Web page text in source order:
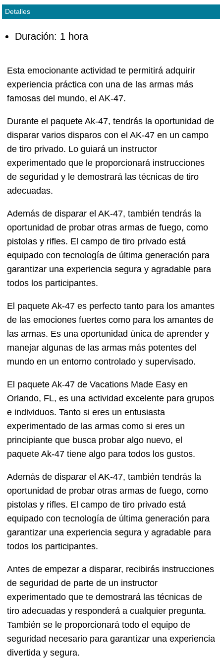
Detalles
Duración: 1 hora
Esta emocionante actividad te permitirá adquirir
experiencia práctica con una de las armas más
famosas del mundo, el AK-47.
Durante el paquete Ak-47, tendrás la oportunidad de
disparar varios disparos con el AK-47 en un campo
de tiro privado. Lo guiará un instructor
experimentado que le proporcionará instrucciones
de seguridad y le demostrará las técnicas de tiro
adecuadas.
Además de disparar el AK-47, también tendrás la
oportunidad de probar otras armas de fuego, como
pistolas y rifles. El campo de tiro privado está
equipado con tecnología de última generación para
garantizar una experiencia segura y agradable para
todos los participantes.
El paquete Ak-47 es perfecto tanto para los amantes
de las emociones fuertes como para los amantes de
las armas. Es una oportunidad única de aprender y
manejar algunas de las armas más potentes del
mundo en un entorno controlado y supervisado.
El paquete Ak-47 de Vacations Made Easy en
Orlando, FL, es una actividad excelente para grupos
e individuos. Tanto si eres un entusiasta
experimentado de las armas como si eres un
principiante que busca probar algo nuevo, el
paquete Ak-47 tiene algo para todos los gustos.
Además de disparar el AK-47, también tendrás la
oportunidad de probar otras armas de fuego, como
pistolas y rifles. El campo de tiro privado está
equipado con tecnología de última generación para
garantizar una experiencia segura y agradable para
todos los participantes.
Antes de empezar a disparar, recibirás instrucciones
de seguridad de parte de un instructor
experimentado que te demostrará las técnicas de
tiro adecuadas y responderá a cualquier pregunta.
También se le proporcionará todo el equipo de
seguridad necesario para garantizar una experiencia
divertida y segura.